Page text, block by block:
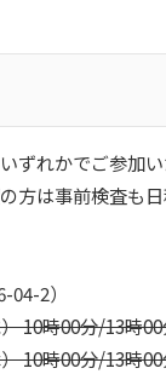
ずれかでご参加
方は事前検査も
2）
10時00分/13時
10時00分/13時